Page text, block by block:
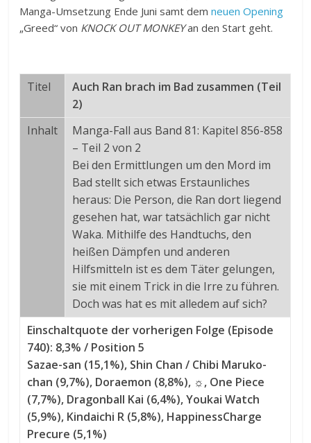
Manga-Umsetzung Ende Juni samt demneuen Opening
„Greed“ von KNOCK OUT MONKEYan den Start geht.
Titel
Auch Ran brach im Bad zusammen (Teil
2)
Inhalt
Manga-Fall aus Band 81: Kapitel 856-858
– Teil 2 von 2
Bei den Ermittlungen um den Mord im
Bad stellt sich etwas Erstaunliches
heraus: Die Person, die Ran dort liegend
gesehen hat, war tatsächlich gar nicht
Waka. Mithilfe des Handtuchs, den
heißen Dämpfen und anderen
Hilfsmitteln ist es dem Täter gelungen,
sie mit einem Trick in die Irre zu führen.
Doch was hat es mit alledem auf sich?
Einschaltquote der vorherigen Folge (Episode
740): 8,3% / Position 5
Sazae-san (15,1%), Shin Chan / Chibi Maruko-
chan (9,7%), Doraemon (8,8%), ☼, One Piece
(7,7%), Dragonball Kai (6,4%), Youkai Watch
(5,9%), Kindaichi R (5,8%), HappinessCharge
Precure (5,1%)